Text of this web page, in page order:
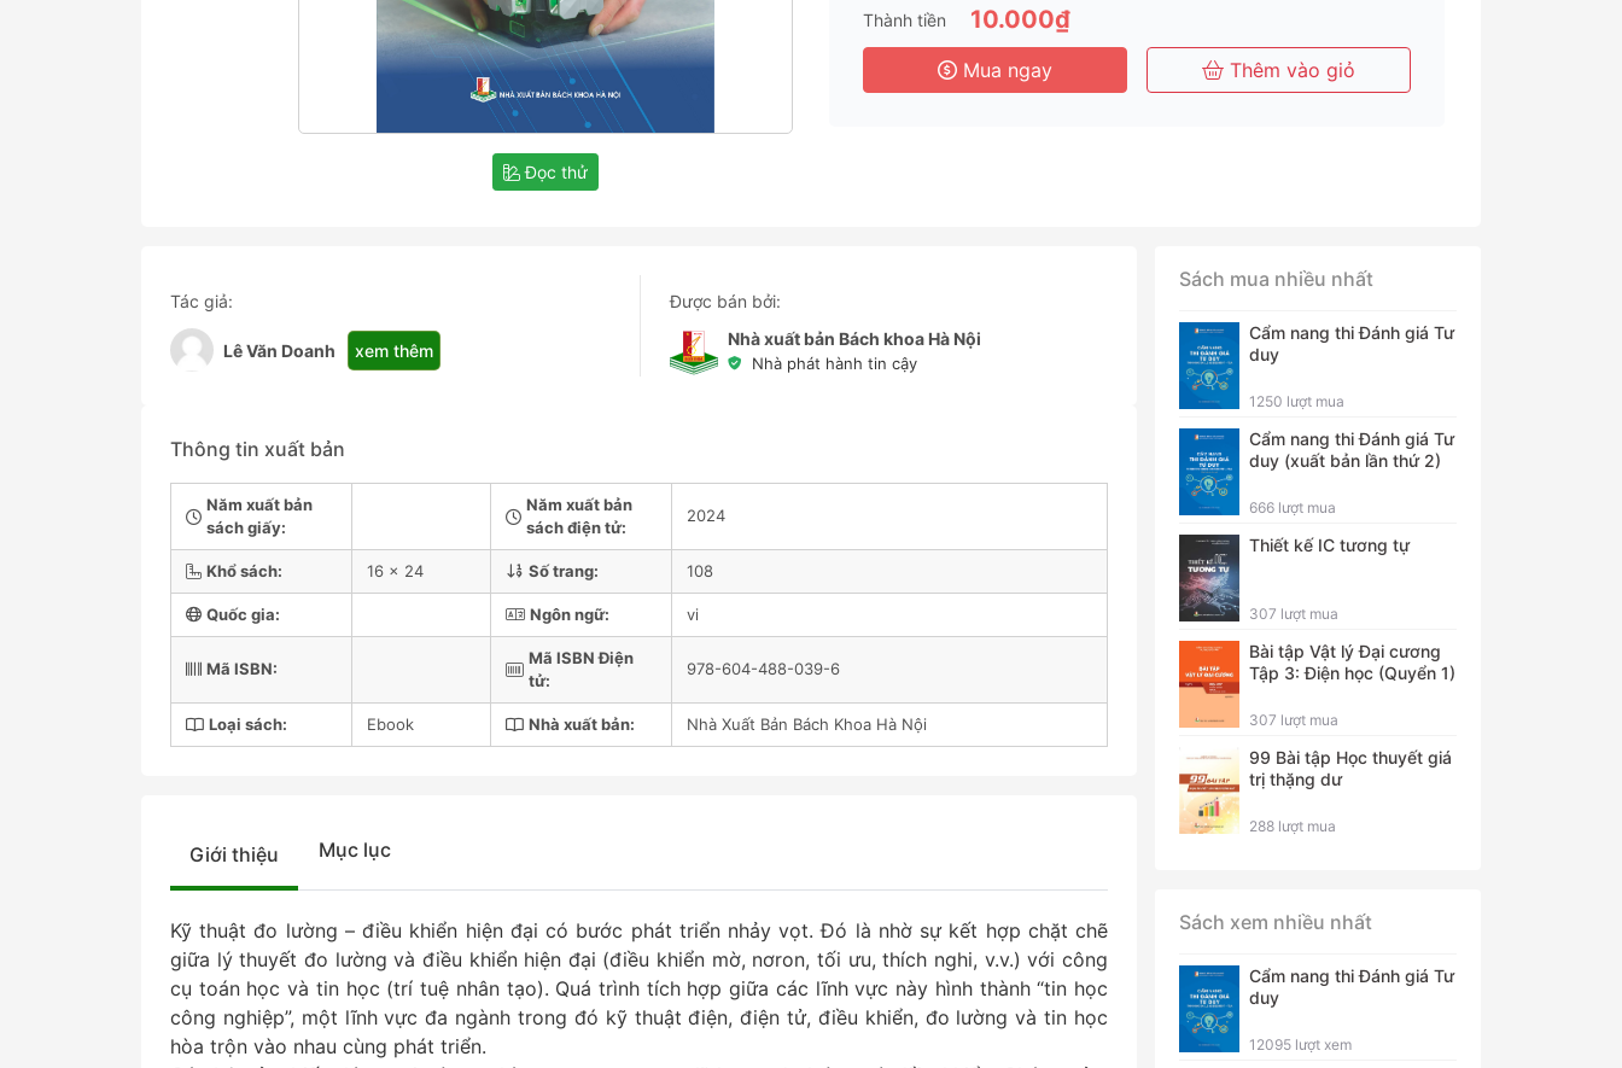
Đọc thử
6 Tháng
3 Năm
Thành tiền 10.000₫
Mua ngay Thêm vào giỏ
Tác giả:
Lê Văn Doanh xem thêm
Được bán bởi:
Nhà xuất bản Bách khoa Hà Nội
Nhà phát hành tin cậy
Thông tin xuất bản
Năm xuất bản
sách giấy:
Năm xuất bản
sách điện tử:
2024
Khổ sách: 16 x 24 Số trang: 108
Quốc gia: Ngôn ngữ: vi
Mã ISBN:
Mã ISBN Điện
tử:
978-604-488-039-6
Loại sách: Ebook Nhà xuất bản: Nhà Xuất Bản Bách Khoa Hà Nội
Giới thiệu Mục lục
Kỹ thuật đo lường – điều khiển hiện đại có bước phát triển nhảy vọt. Đó là nhờ sự kết hợp chặt chẽ
giữa lý thuyết đo lường và điều khiển hiện đại (điều khiển mờ, nơron, tối ưu, thích nghi, v.v.) với công
cụ toán học và tin học (trí tuệ nhân tạo). Quá trình tích hợp giữa các lĩnh vực này hình thành “tin học
công nghiệp”, một lĩnh vực đa ngành trong đó kỹ thuật điện, điện tử, điều khiển, đo lường và tin học
hòa trộn vào nhau cùng phát triển.
Sách mua nhiều nhất
Cẩm nang thi Đánh giá Tư
duy
1250 lượt mua
Cẩm nang thi Đánh giá Tư
duy (xuất bản lần thứ 2)
666 lượt mua
Thiết kế IC tương tự
307 lượt mua
Bài tập Vật lý Đại cương
Tập 3: Điện học (Quyển 1)
307 lượt mua
99 Bài tập Học thuyết giá
trị thặng dư
288 lượt mua
Sách xem nhiều nhất
Cẩm nang thi Đánh giá Tư
duy
12095 lượt xem